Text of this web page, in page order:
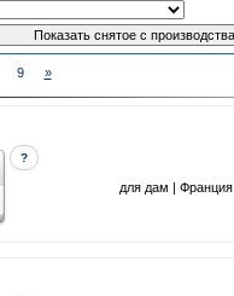
9 »
?
для дам | Франция